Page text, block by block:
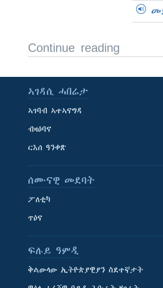
ትምህርቲ እንግሊዝኛ
ማሕበራዊ ገጻትና
Continue reading
ኣገዳሲ ሓበሬታ
ኣገባብ ኣተኣናግዳ
ብዛዕባና
ርእሰ ዓንቀጽ
ሰሙናዊ መደባት
ፖለቲካ
ጥዕና
ፍሉይ ዓምዲ
ቅልውላው ኢትዮጵያዊያን ስደተኛታት